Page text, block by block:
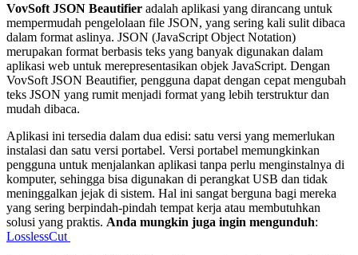
VovSoft JSON Beautifier adalah aplikasi yang dirancang untuk
mempermudah pengelolaan file JSON, yang sering kali sulit dibaca
dalam format aslinya. JSON (JavaScript Object Notation)
merupakan format berbasis teks yang banyak digunakan dalam
aplikasi web untuk merepresentasikan objek JavaScript. Dengan
VovSoft JSON Beautifier, pengguna dapat dengan cepat mengubah
teks JSON yang rumit menjadi format yang lebih terstruktur dan
mudah dibaca.
Aplikasi ini tersedia dalam dua edisi: satu versi yang memerlukan
instalasi dan satu versi portabel. Versi portabel memungkinkan
pengguna untuk menjalankan aplikasi tanpa perlu menginstalnya di
komputer, sehingga bisa digunakan di perangkat USB dan tidak
meninggalkan jejak di sistem. Hal ini sangat berguna bagi mereka
yang sering berpindah-pindah tempat kerja atau membutuhkan
solusi yang praktis. Anda mungkin juga ingin mengunduh:
LosslessCut